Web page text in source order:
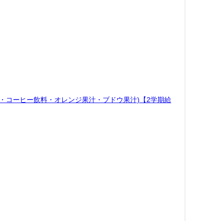
ーヒー飲料・オレンジ果汁・ブドウ果汁)【2学期給